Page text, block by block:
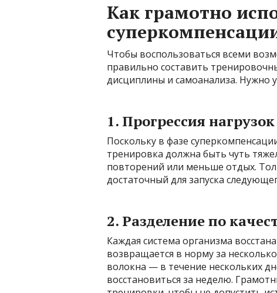
Как грамотно
Чтобы воспользоваться всеми
правильно составить
дисциплины и самоанализа. Нужно
1. Прогрессия нагрузок
Поскольку в фазе
тренировка должна быть чуть
повторений или меньше отдых.
достаточный для запуска
2. Разделение по
Каждая система организма
возвращается в норму за
волокна — в течение нескольких
восстановиться за неделю.